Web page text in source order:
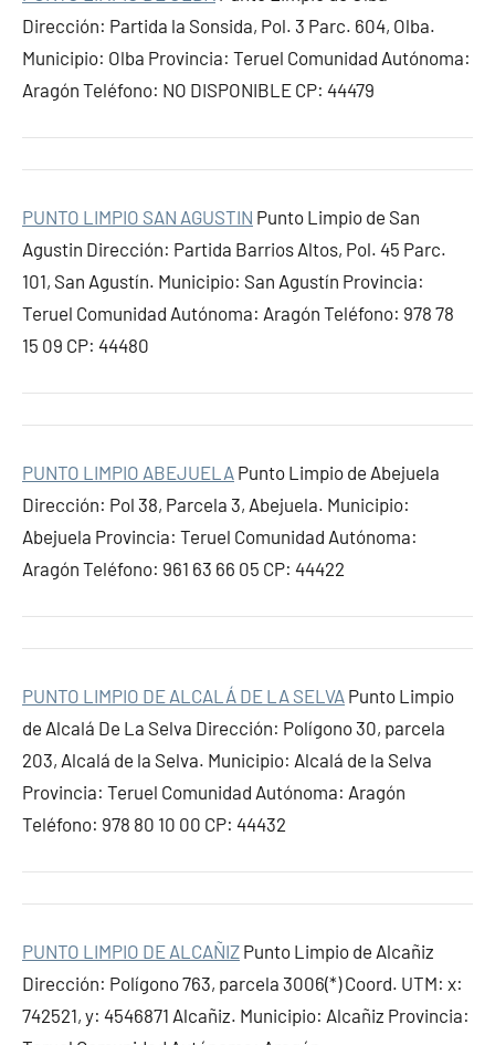
Dirección: Partida la Sonsida, Pol. 3 Parc. 604, Olba.
Municipio: Olba Provincia: Teruel Comunidad Autónoma:
Aragón Teléfono: NO DISPONIBLE CP: 44479
PUNTO LIMPIO SAN AGUSTIN Punto Limpio de San
Agustin Dirección: Partida Barrios Altos, Pol. 45 Parc.
101, San Agustín. Municipio: San Agustín Provincia:
Teruel Comunidad Autónoma: Aragón Teléfono: 978 78
15 09 CP: 44480
PUNTO LIMPIO ABEJUELA Punto Limpio de Abejuela
Dirección: Pol 38, Parcela 3, Abejuela. Municipio:
Abejuela Provincia: Teruel Comunidad Autónoma:
Aragón Teléfono: 961 63 66 05 CP: 44422
PUNTO LIMPIO DE ALCALÁ DE LA SELVA Punto Limpio
de Alcalá De La Selva Dirección: Polígono 30, parcela
203, Alcalá de la Selva. Municipio: Alcalá de la Selva
Provincia: Teruel Comunidad Autónoma: Aragón
Teléfono: 978 80 10 00 CP: 44432
PUNTO LIMPIO DE ALCAÑIZ Punto Limpio de Alcañiz
Dirección: Polígono 763, parcela 3006(*) Coord. UTM: x:
742521, y: 4546871 Alcañiz. Municipio: Alcañiz Provincia: